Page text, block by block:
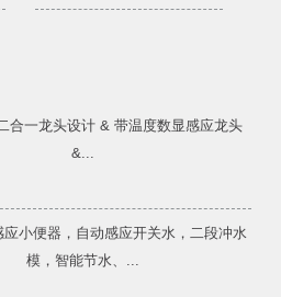
合一龙头设计 & 带温度数显感应龙头
&...
小便器，自动感应开关水，二段冲水
模，智能节水、...